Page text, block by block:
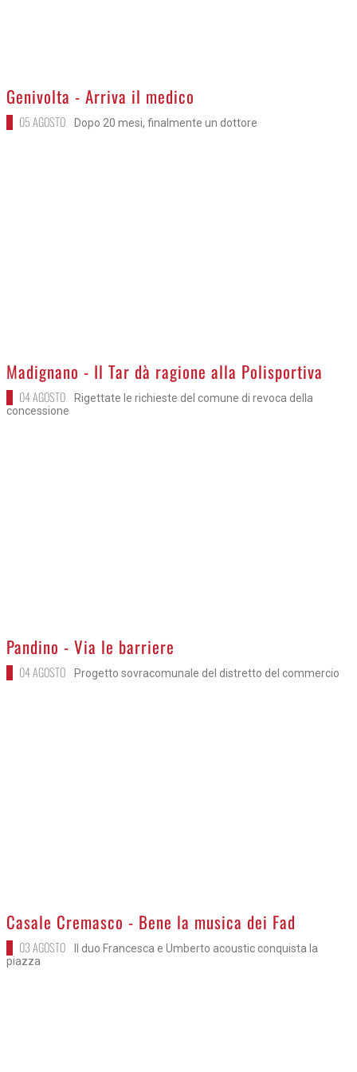
>
Genivolta - Arriva il medico
05 AGOSTO Dopo 20 mesi, finalmente un dottore
>Madignano - Il Tar dà ragione alla Polisportiva
04 AGOSTO
Rigettate le richieste del comune di revoca della
concessione
>
Pandino - Via le barriere
04 AGOSTO Progetto sovracomunale del distretto del commercio
>
Casale Cremasco - Bene la musica dei Fad
03 AGOSTO
Il duo Francesca e Umberto acoustic conquista la
piazza